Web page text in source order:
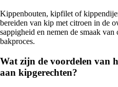
Kippenbouten, kipfilet of
bereiden van kip met citroen in de
sappigheid en nemen de smaak
bakproces.
Wat zijn de voordelen van
aan kipgerechten?